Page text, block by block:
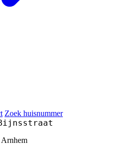
Zoek huisnummer
Arnhem